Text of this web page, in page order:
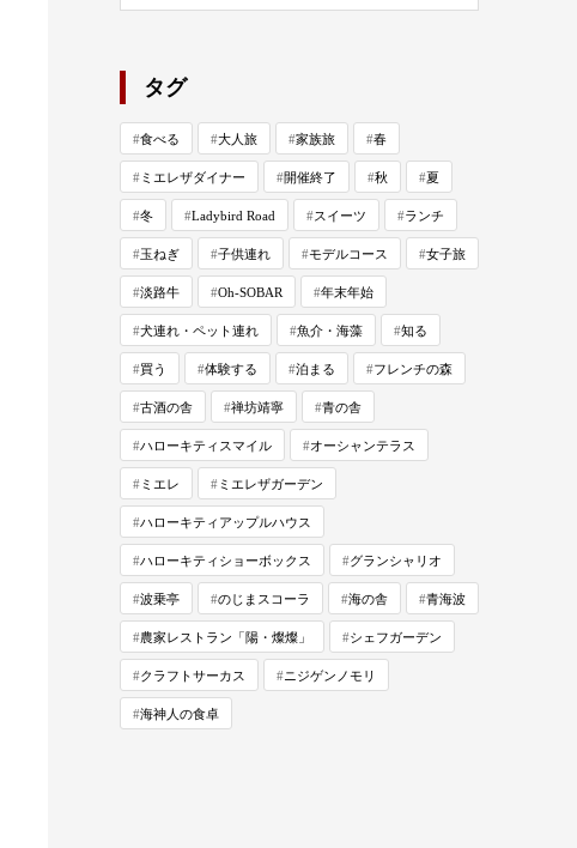
タグ
食べる 大人旅 家族旅 春
ミエレザダイナー 開催終了 秋 夏
冬 Ladybird Road スイーツ ランチ
玉ねぎ 子供連れ モデルコース 女子旅
淡路牛 Oh-SOBAR 年末年始
犬連れ・ペット連れ 魚介・海藻 知る
買う 体験する 泊まる フレンチの森
古酒の舎 禅坊靖寧 青の舎
ハローキティスマイル オーシャンテラス
ミエレ ミエレザガーデン
ハローキティアップルハウス
ハローキティショーボックス グランシャリオ
波乗亭 のじまスコーラ 海の舎 青海波
農家レストラン「陽・燦燦」 シェフガーデン
クラフトサーカス ニジゲンノモリ
海神人の食卓